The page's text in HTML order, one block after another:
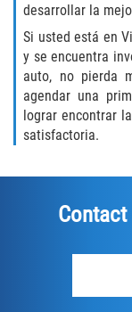
TEAM
Testimonials
Contact Us
desarrollar la
Si usted está en
y se encuentra
auto, no pierda
agendar una
lograr encontrar
satisfactoria.